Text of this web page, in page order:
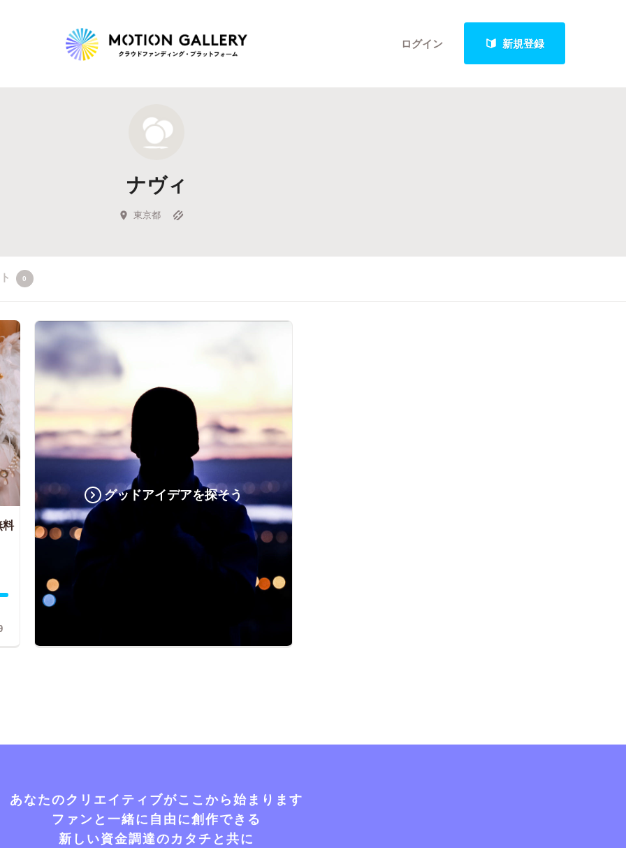
ログイン 新規登録
新着プロジェクト
Feature
キュレーターから探す
ナヴィ
東京都
0
グッドアイデアを探そう
あなたのクリエイティブがここから始まります
ファンと一緒に自由に創作できる
新しい資金調達のカタチと共に